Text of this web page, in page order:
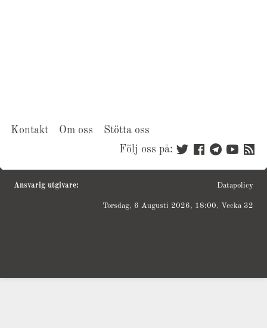
Kontakt Om oss
Stötta oss
Följ oss på:
Ansvarig utgivare: Datapolicy
Torsdag, 6 Augusti 2026, 18:00, Vecka 32